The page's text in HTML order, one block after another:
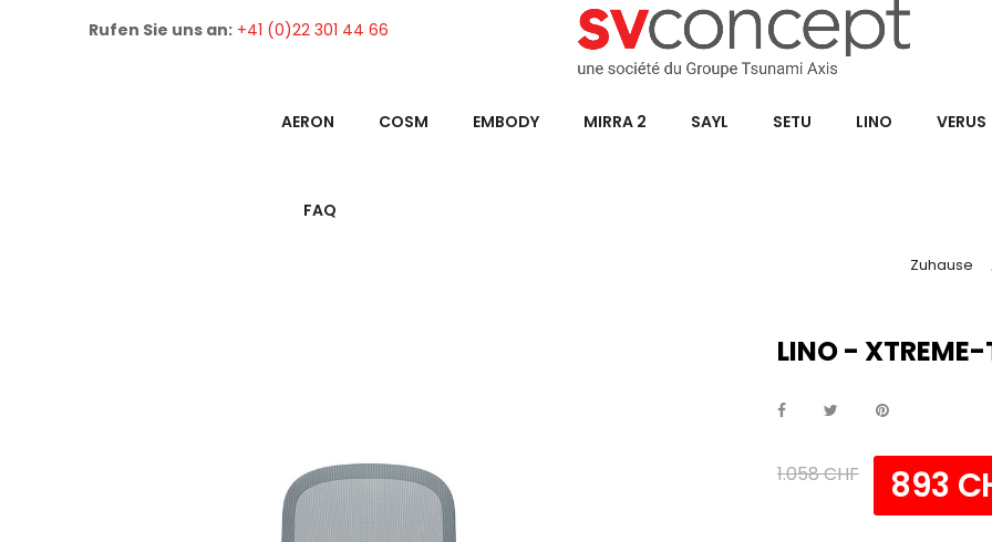
Rufen Sie uns an: +41 (0)22 301 44 66
AERON COSM EMBODY MIRRA 2 SAYL SETU LINO VERUS
FAQ
Zuhause
LINO -
1.058 CHF 893